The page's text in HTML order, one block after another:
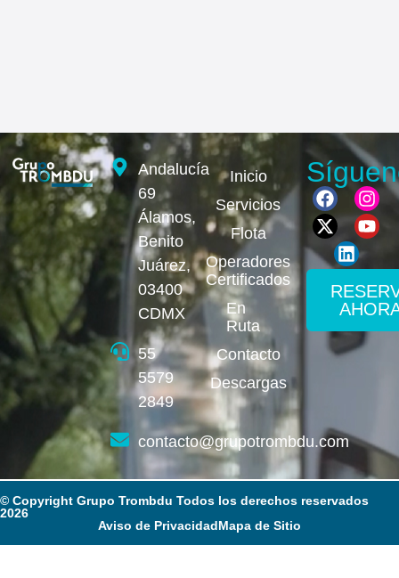
Andalucía
69
Álamos,
Benito
Juárez,
03400
CDMX
55
5579
2849
contacto@grupotrombdu.com
Inicio
Servicios
Flota
Operadores
Certificados
En
Ruta
Contacto
Descargas
© Copyright Grupo Trombdu Todos los derechos reservados
2026
Aviso de PrivacidadMapa de Sitio